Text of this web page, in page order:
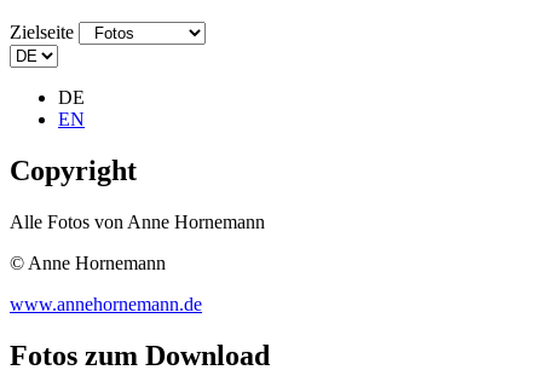
Zielseite
DE
EN
Copyright
Alle Fotos von Anne Hornemann
© Anne Hornemann
www.annehornemann.de
Fotos zum Download